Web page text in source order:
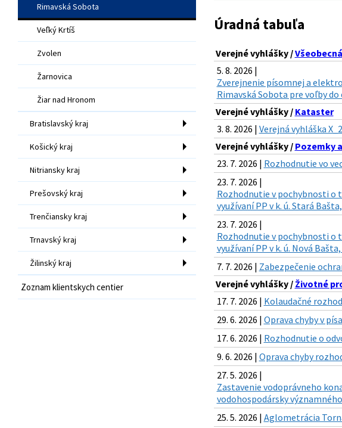
Rimavská Sobota
Veľký Krtíš
Zvolen
Žarnovica
Žiar nad Hronom
Bratislavský kraj
Košický kraj
Nitriansky kraj
Prešovský kraj
Trenčiansky kraj
Trnavský kraj
Žilinský kraj
Zoznam klientskych centier
Úradná tabuľa
Verejné vyhlášky /
5. 8. 2026 |
Zverejnenie písomnej a
Rimavská Sobota pre voľby
Verejné vyhlášky / Kataster
3. 8. 2026 | Verejná vyhláška
Verejné vyhlášky / Pozemky
23. 7. 2026 | Rozhodnutie vo
23. 7. 2026 |
Rozhodnutie v pochybnosti o
využívaní PP v k. ú. Stará
23. 7. 2026 |
Rozhodnutie v pochybnosti o
využívaní PP v k. ú. Nová
7. 7. 2026 | Zabezpečenie
Verejné vyhlášky / Životné
17. 7. 2026 | Kolaudačné
29. 6. 2026 | Oprava chyby v
17. 6. 2026 | Rozhodnutie o
9. 6. 2026 | Oprava chyby
27. 5. 2026 |
Zastavenie vodoprávneho
vodohospodársky
25. 5. 2026 | Aglometrácia